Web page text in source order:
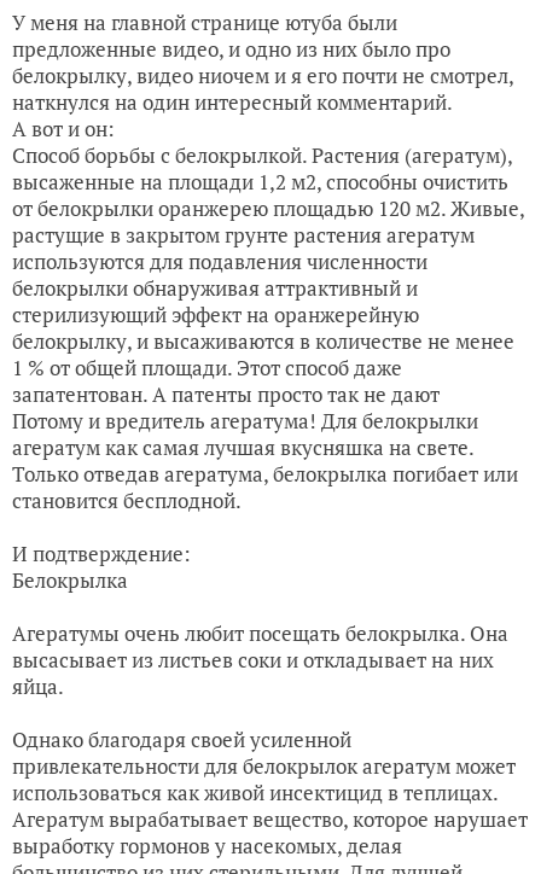
У меня на главной странице ютуба были
предложенные видео, и одно из них было про
белокрылку, видео ниочем и я его почти не смотрел,
наткнулся на один интересный комментарий.
А вот и он:
Способ борьбы с белокрылкой. Растения (агератум),
высаженные на площади 1,2 м2, способны очистить
от белокрылки оранжерею площадью 120 м2. Живые,
растущие в закрытом грунте растения агератум
используются для подавления численности
белокрылки обнаруживая аттрактивный и
стерилизующий эффект на оранжерейную
белокрылку, и высаживаются в количестве не менее
1 % от общей площади. Этот способ даже
запатентован. А патенты просто так не дают
Потому и вредитель агератума! Для белокрылки
агератум как самая лучшая вкусняшка на свете.
Только отведав агератума, белокрылка погибает или
становится бесплодной.
И подтверждение:
Белокрылка
Агератумы очень любит посещать белокрылка. Она
высасывает из листьев соки и откладывает на них
яйца.
Однако благодаря своей усиленной
привлекательности для белокрылок агератум может
использоваться как живой инсектицид в теплицах.
Агератум вырабатывает вещество, которое нарушает
выработку гормонов у насекомых, делая